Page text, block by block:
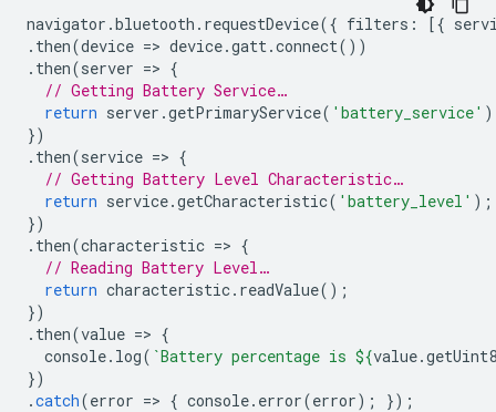
navigator .bluetooth . requestDevice({ filters : [{
. then(device => device.gatt.connect())
. then(server => {
// Getting Battery Service…
return server .getPrimaryService( 'battery_service'
})
. then(service => {
// Getting Battery Level Characteristic…
return service.getCharacteristic( 'battery_level' );
})
. then(characteristic => {
// Reading Battery Level…
return characteristic. readValue();
})
. then(value => {
console. log( `Battery percentage is ${value.getUint8
})
.catch(error => { console. error(error); });